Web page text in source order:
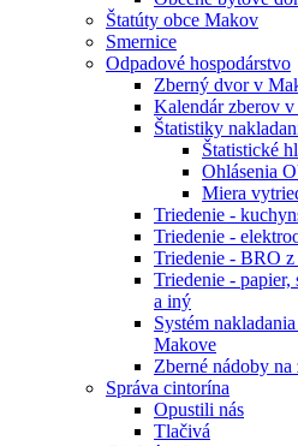
Štatúty obce Makov
Smernice
Odpadové hospodárstvo
Zberný dvor v
Kalendár zberov
Štatistiky
Štatistické
Ohlásenia
Miera
Triedenie -
Triedenie -
Triedenie - BRO z
Triedenie -
a iný
Systém
Makove
Zberné nádoby
Správa cintorína
Opustili nás
Tlačivá